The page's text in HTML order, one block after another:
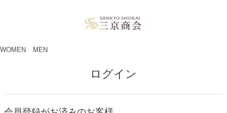
WOMEN MEN
ログイン